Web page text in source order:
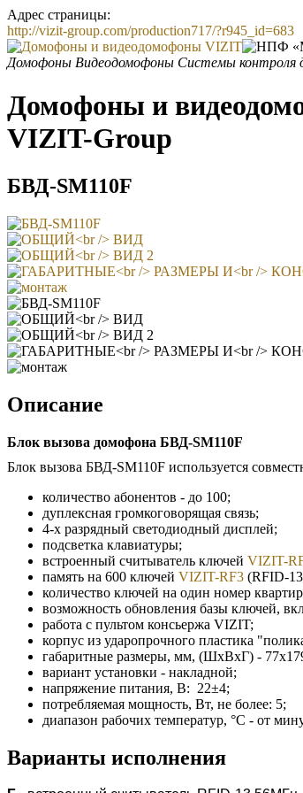
Адрес страницы:
http://vizit-group.com/production717/?r945_id=683
Домофоны Видеодомофоны Системы контроля
Домофоны и
VIZIT-Group
БВД-SM110F
Описание
Блок вызова домофона БВД-SM110F
Блок вызова БВД-SM110F используется
количество абонентов - до 100;
дуплексная громкоговорящая связь;
4-х разрядный светодиодный дисплей;
подсветка клавиатуры;
встроенный считыватель ключей VIZIT-
память на 600 ключей VIZIT-RF3 (RFID-
количество ключей на один номер
возможность обновления базы ключей,
работа с пультом конcьержа VIZIT;
корпус из ударопрочного пластика
габаритные размеры, мм, (ШхВхГ) -
вариант установки - накладной;
напряжение питания, В: 22±4;
потребляемая мощность, Вт, не более: 5;
диапазон рабочих температур, °С - от
Варианты исполнения